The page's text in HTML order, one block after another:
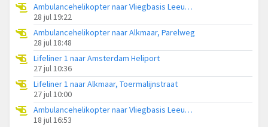
Ambulancehelikopter naar Vliegbasis Leeuwarden
28 jul 19:22
Ambulancehelikopter naar Alkmaar, Parelweg
28 jul 18:48
Lifeliner 1 naar Amsterdam Heliport
27 jul 10:36
Lifeliner 1 naar Alkmaar, Toermalijnstraat
27 jul 10:00
Ambulancehelikopter naar Vliegbasis Leeuwarden
18 jul 16:53